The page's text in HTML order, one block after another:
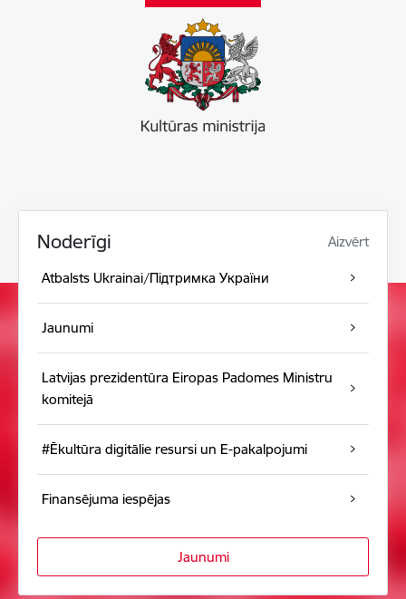
Noderīgi Aizvērt
Atbalsts Ukrainai/Підтримка України
Jaunumi
Latvijas prezidentūra Eiropas Padomes Ministru
komitejā
#Ēkultūra digitālie resursi un E-pakalpojumi
Finansējuma iespējas
Jaunumi